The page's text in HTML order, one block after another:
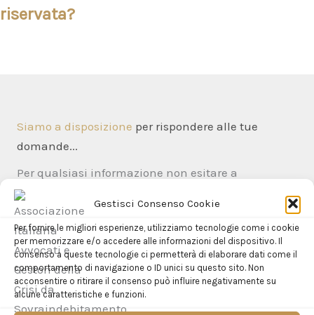
Gestisci Consenso Cookie
Per fornire le migliori esperienze, utilizziamo tecnologie come i cookie
per memorizzare e/o accedere alle informazioni del dispositivo. Il
consenso a queste tecnologie ci permetterà di elaborare dati come il
comportamento di navigazione o ID unici su questo sito. Non
acconsentire o ritirare il consenso può influire negativamente su
alcune caratteristiche e funzioni.
riservata?
Siamo a disposizione per rispondere alle tue
domande...
Per qualsiasi informazione non esitare a
contattarci tramite il
oppure utilizzandoTelegram